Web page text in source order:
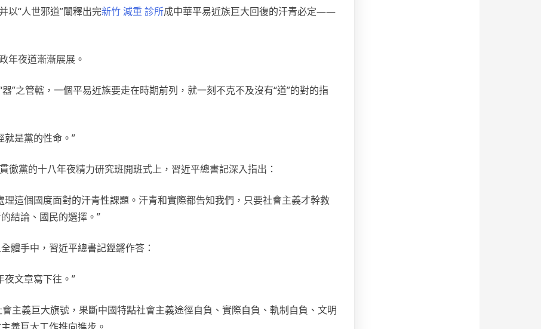
以“人世邪道”闡釋出完新竹 減重 診所成中華平易近族巨大回復的汗青必定——
年夜道漸漸展展。
”之管轄，一個平易近族要走在時期前列，就一刻不克不及沒有“道”的對的指
就是黨的性命。”
黨的十八年夜精力研究班開班式上，習近平總書記深入指出：
這個國度面對的汗青性課題。汗青和實際都告知我們，只要社會主義才幹救
結論、國民的選擇。”
體手中，習近平總書記鏗鏘作答：
夜文章寫下往。”
主義巨大旗號，果斷中國特點社會主義途徑自負、實際自負、軌制自負、文明